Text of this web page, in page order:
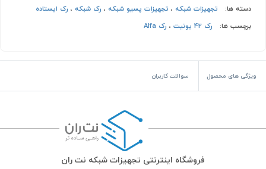
دسته ها:
تجهیزات شبکه، تجهیزات پسیو شبکه، رک شبکه، رک ایستاده
برچسب ها:
رک 42 یونیت ، رک Alfa
ویژگی های محصول سوالات کاربران
فروشگاه اینترنتی تجهیزات شبکه نت ران